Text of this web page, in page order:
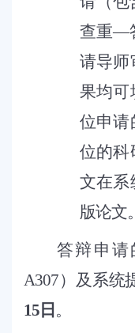
查重—
请导师
果均可
位申请
位的科
文在系
版论文。
答辩申请
A307）及系统
15日 。